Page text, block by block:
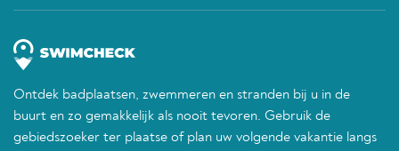
Ontdek badplaatsen, zwemmeren en stranden bij u in de
buurt en zo gemakkelijk als nooit tevoren. Gebruik de
gebiedszoeker ter plaatse of plan uw volgende vakantie langs